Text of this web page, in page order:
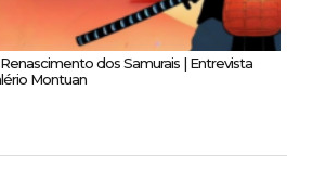
dos Samurais | Entrevista
Montuan